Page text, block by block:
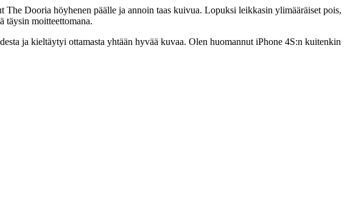
Dooria höyhenen päälle ja annoin taas kuivua. Lopuksi leikkasin ylimääräiset pois,
moitteettomana.
ja kieltäytyi ottamasta yhtään hyvää kuvaa. Olen huomannut iPhone 4S:n kuitenkin